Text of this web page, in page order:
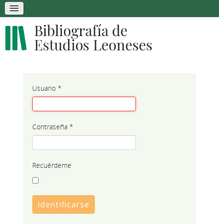
Usuario*
Contraseña*
Recuérdeme
Identificarse